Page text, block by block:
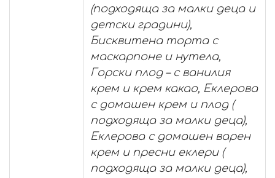
(подходяща за малки деца и
детски градини),
Бисквитена торта с
маскарпоне и нутела,
Горски плод – с ванилия
крем и крем какао, Еклерова
с домашен крем и плод (
подходяща за малки деца),
Еклерова с домашен варен
крем и пресни еклери (
подходяща за малки деца),